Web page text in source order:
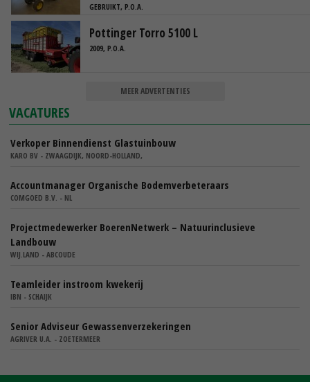
GEBRUIKT, P.O.A.
Pottinger Torro 5100 L
2009, P.O.A.
MEER ADVERTENTIES
VACATURES
Verkoper Binnendienst Glastuinbouw
KARO BV - ZWAAGDIJK, NOORD-HOLLAND,
Accountmanager Organische Bodemverbeteraars
COMGOED B.V. - NL
Projectmedewerker BoerenNetwerk – Natuurinclusieve
Landbouw
WIJ.LAND - ABCOUDE
Teamleider instroom kwekerij
IBN - SCHAIJK
Senior Adviseur Gewassenverzekeringen
AGRIVER U.A. - ZOETERMEER